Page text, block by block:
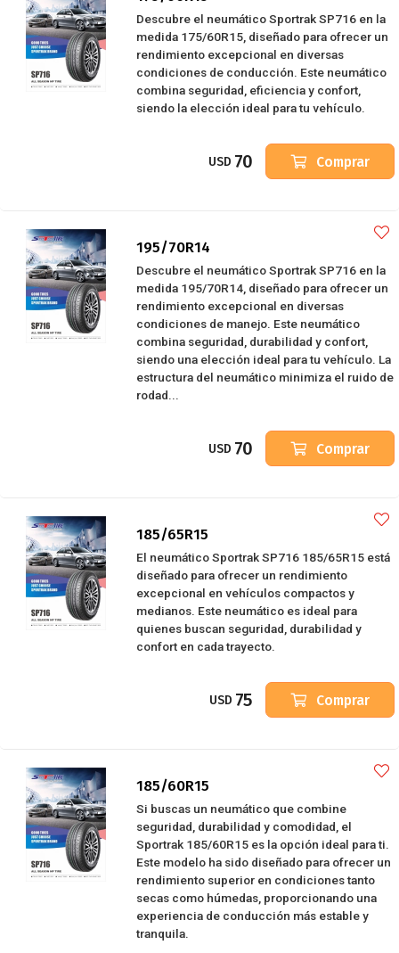
Descubre el neumático Sportrak SP716 en la
medida 175/60R15, diseñado para ofrecer un
rendimiento excepcional en diversas
condiciones de conducción. Este neumático
combina seguridad, eficiencia y confort,
siendo la elección ideal para tu vehículo.
USD 70 Comprar
195/70R14
Descubre el neumático Sportrak SP716 en la
medida 195/70R14, diseñado para ofrecer un
rendimiento excepcional en diversas
condiciones de manejo. Este neumático
combina seguridad, durabilidad y confort,
siendo una elección ideal para tu vehículo. La
estructura del neumático minimiza el ruido de
rodad...
USD 70 Comprar
185/65R15
El neumático Sportrak SP716 185/65R15 está
diseñado para ofrecer un rendimiento
excepcional en vehículos compactos y
medianos. Este neumático es ideal para
quienes buscan seguridad, durabilidad y
confort en cada trayecto.
USD 75 Comprar
185/60R15
Si buscas un neumático que combine
seguridad, durabilidad y comodidad, el
Sportrak 185/60R15 es la opción ideal para ti.
Este modelo ha sido diseñado para ofrecer un
rendimiento superior en condiciones tanto
secas como húmedas, proporcionando una
experiencia de conducción más estable y
tranquila.